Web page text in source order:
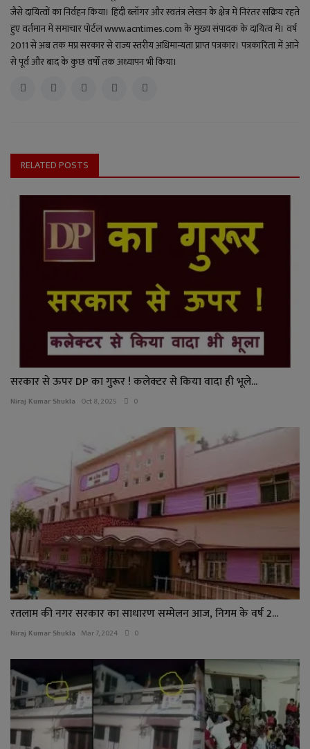
जैसे दायित्वों का निर्वहन किया। हिंदी ब्लॉगर और स्वतंत्र लेखन के क्षेत्र में निरंतर सक्रिय रहते
हुए वर्तमान में समाचार पोर्टल www.acntimes.com के मुख्य संपादक के दायित्व में। वर्ष
2011 से अब तक मप्र सरकार से राज्य स्तरीय अधिमान्यता प्राप्त पत्रकार। पत्रकारिता में आने
से पूर्व और बाद के कुछ वर्षों तक अध्यापन भी किया।
RELATED POSTS
सरकार से ऊपर DP का गुरूर ! कलेक्टर से किया वादा ही भूले...
Niraj Kumar Shukla Oct 8, 2025 0
रतलाम की नगर सरकार का साधारण सम्मेलन आज, निगम के वर्ष 2...
Niraj Kumar Shukla Mar 7, 2024 0